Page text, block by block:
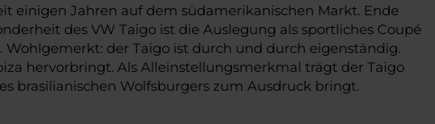
einigen Jahren auf dem südamerikanischen Markt. Ende
des VW Taigo ist die Auslegung als sportliches Coupé
der Taigo ist durch und durch eigenständig.
hervorbringt. Als Alleinstellungsmerkmal trägt der Taigo
brasilianischen Wolfsburgers zum Ausdruck bringt.